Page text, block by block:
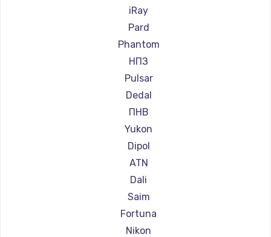
Ремонт прицелов HALES
Ремонт прицелов Leica
Ремонт прицелов Vector Optics
Ремонт прицелов Carl Zeiss
Ремонт прицелов Zeiss
Ремонт прицелов AGM Global Vision
Ремонт прицелов Pilad
Ремонт прицелов Arkon
Ремонт прицелов ANYSMART
Ремонт прицелов FLIR
Ремонт прицелов Venox
Ремонт прицелов Holosun
Ремонт прицелов MAKdot
Ремонт прицелов Hikmicro
iRay
Pard
Phantom
НПЗ
Pulsar
Dedal
ПНВ
Yukon
Dipol
ATN
Dali
Saim
Fortuna
Nikon